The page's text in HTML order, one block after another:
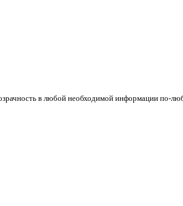
в любой необходимой информации по-